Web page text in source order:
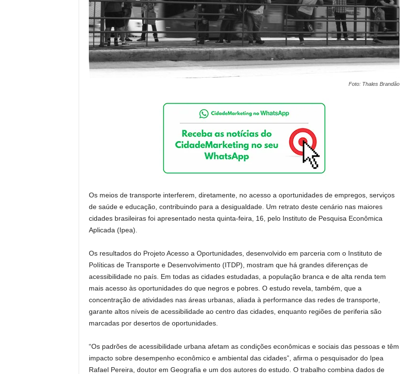
Foto: Thales Brandão
Os meios de transporte interferem, diretamente, no acesso a oportunidades de empregos, serviços
de saúde e educação, contribuindo para a desigualdade. Um retrato deste cenário nas maiores
cidades brasileiras foi apresentado nesta quinta-feira, 16, pelo Instituto de Pesquisa Econômica
Aplicada (Ipea).
Os resultados do Projeto Acesso a Oportunidades, desenvolvido em parceria com o Instituto de
Políticas de Transporte e Desenvolvimento (ITDP), mostram que há grandes diferenças de
acessibilidade no país. Em todas as cidades estudadas, a população branca e de alta renda tem
mais acesso às oportunidades do que negros e pobres. O estudo revela, também, que a
concentração de atividades nas áreas urbanas, aliada à performance das redes de transporte,
garante altos níveis de acessibilidade ao centro das cidades, enquanto regiões de periferia são
marcadas por desertos de oportunidades.
“Os padrões de acessibilidade urbana afetam as condições econômicas e sociais das pessoas e têm
impacto sobre desempenho econômico e ambiental das cidades”, afirma o pesquisador do Ipea
Rafael Pereira, doutor em Geografia e um dos autores do estudo. O trabalho combina dados de